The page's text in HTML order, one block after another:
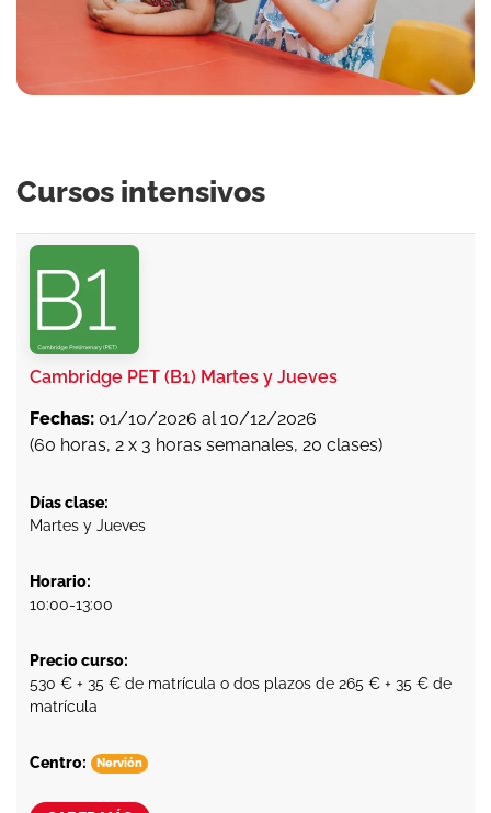
Cursos intensivos
Cambridge PET (B1) Martes y Jueves
Fechas: 01/10/2026 al 10/12/2026
(60 horas, 2 x 3 horas semanales, 20 clases)
Días clase:
Martes y Jueves
Horario:
10:00-13:00
Precio curso:
530 € + 35 € de matrícula o dos plazos de 265 € + 35 € de
matrícula
Centro: Nervión